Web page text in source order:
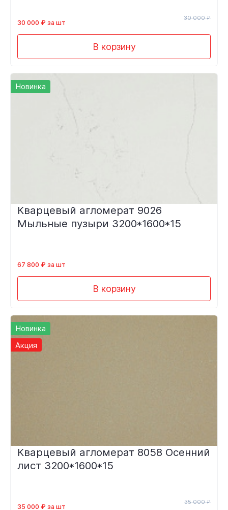
30 000 ₽ за шт
30 000 ₽
В корзину
Новинка
Кварцевый агломерат 9026
Мыльные пузыри 3200*1600*15
67 800 ₽ за шт
В корзину
Новинка
Акция
Кварцевый агломерат 8058 Осенний
лист 3200*1600*15
35 000 ₽ за шт
35 000 ₽